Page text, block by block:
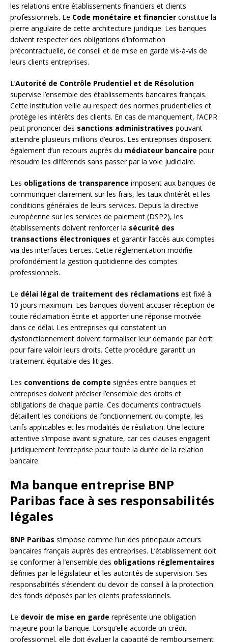
les relations entre établissements financiers et clients
professionnels. Le Code monétaire et financier constitue la
pierre angulaire de cette architecture juridique. Les banques
doivent respecter des obligations d’information
précontractuelle, de conseil et de mise en garde vis-à-vis de
leurs clients entreprises.
L’Autorité de Contrôle Prudentiel et de Résolution
supervise l’ensemble des établissements bancaires français.
Cette institution veille au respect des normes prudentielles et
protège les intérêts des clients. En cas de manquement, l’ACPR
peut prononcer des sanctions administratives pouvant
atteindre plusieurs millions d’euros. Les entreprises disposent
également d’un recours auprès du médiateur bancaire pour
résoudre les différends sans passer par la voie judiciaire.
Les obligations de transparence imposent aux banques de
communiquer clairement sur les frais, les taux d’intérêt et les
conditions générales de leurs services. Depuis la directive
européenne sur les services de paiement (DSP2), les
établissements doivent renforcer la sécurité des
transactions électroniques et garantir l’accès aux comptes
via des interfaces tierces. Cette réglementation modifie
profondément la gestion quotidienne des comptes
professionnels.
Le délai légal de traitement des réclamations est fixé à
10 jours maximum. Les banques doivent accuser réception de
toute réclamation écrite et apporter une réponse motivée
dans ce délai. Les entreprises qui constatent un
dysfonctionnement doivent formaliser leur demande par écrit
pour faire valoir leurs droits. Cette procédure garantit un
traitement équitable des litiges.
Les conventions de compte signées entre banques et
entreprises doivent préciser l’ensemble des droits et
obligations de chaque partie. Ces documents contractuels
détaillent les conditions de fonctionnement du compte, les
tarifs applicables et les modalités de résiliation. Une lecture
attentive s’impose avant signature, car ces clauses engagent
juridiquement l’entreprise pour toute la durée de la relation
bancaire.
Ma banque entreprise BNP
Paribas face à ses responsabilités
légales
BNP Paribas s’impose comme l’un des principaux acteurs
bancaires français auprès des entreprises. L’établissement doit
se conformer à l’ensemble des obligations réglementaires
définies par le législateur et les autorités de supervision. Ses
responsabilités s’étendent du devoir de conseil à la protection
des fonds déposés par les clients professionnels.
Le devoir de mise en garde représente une obligation
majeure pour la banque. Lorsqu’elle accorde un crédit
professionnel, elle doit évaluer la capacité de remboursement